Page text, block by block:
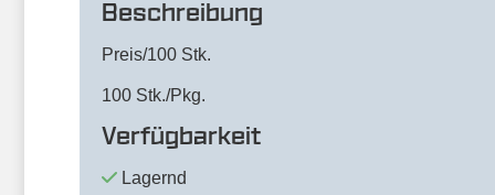
Beschreibung
Preis/100 Stk.
100 Stk./Pkg.
Verfügbarkeit
Lagernd